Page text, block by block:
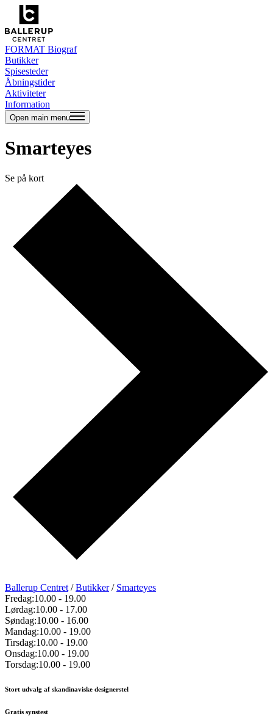
FORMAT Biograf
Butikker
Spisesteder
Åbningstider
Aktiviteter
Information
Open main menu
Smarteyes
Se på kort
Ballerup Centret /Butikker/ Smarteyes
Fredag:10.00 - 19.00
Lørdag:10.00 - 17.00
Søndag:10.00 - 16.00
Mandag:10.00 - 19.00
Tirsdag:10.00 - 19.00
Onsdag:10.00 - 19.00
Torsdag:10.00 - 19.00
Stort udvalg af skandinaviske designerstel
Gratis synstest